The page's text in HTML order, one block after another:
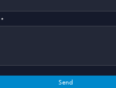
*